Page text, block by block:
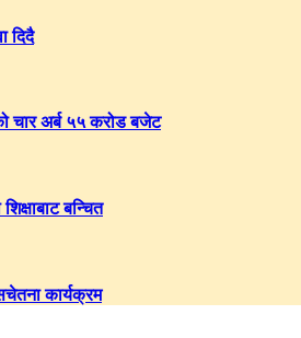
दिदै
चार अर्ब ५५ करोड बजेट
बन्चित
कार्यक्रम